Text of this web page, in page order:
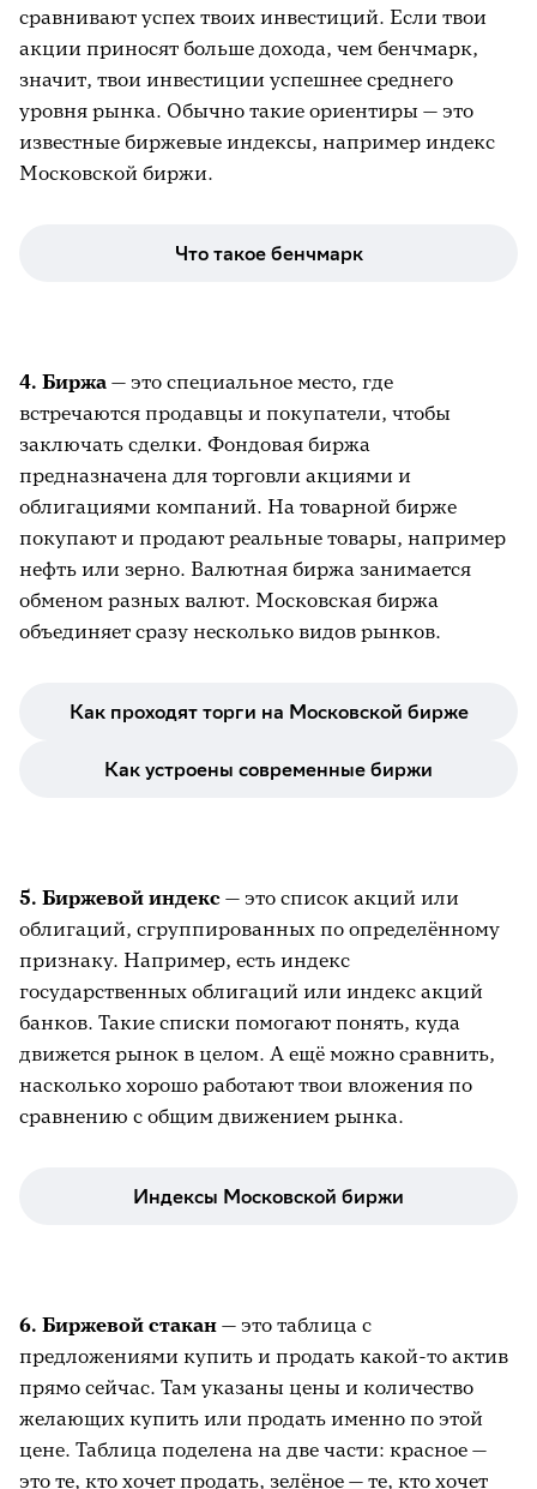
сравнивают успех твоих инвестиций. Если твои
акции приносят больше дохода, чем бенчмарк,
значит, твои инвестиции успешнее среднего
уровня рынка. Обычно такие ориентиры — это
известные биржевые индексы, например индекс
Московской биржи.
Что такое бенчмарк
4. Биржа — это специальное место, где
встречаются продавцы и покупатели, чтобы
заключать сделки. Фондовая биржа
предназначена для торговли акциями и
облигациями компаний. На товарной бирже
покупают и продают реальные товары, например
нефть или зерно. Валютная биржа занимается
обменом разных валют. Московская биржа
объединяет сразу несколько видов рынков.
Как проходят торги на Московской бирже
Как устроены современные биржи
5. Биржевой индекс — это список акций или
облигаций, сгруппированных по определённому
признаку. Например, есть индекс
государственных облигаций или индекс акций
банков. Такие списки помогают понять, куда
движется рынок в целом. А ещё можно сравнить,
насколько хорошо работают твои вложения по
сравнению с общим движением рынка.
Индексы Московской биржи
6. Биржевой стакан — это таблица с
предложениями купить и продать какой-то актив
прямо сейчас. Там указаны цены и количество
желающих купить или продать именно по этой
цене. Таблица поделена на две части: красное —
это те, кто хочет продать, зелёное — те, кто хочет